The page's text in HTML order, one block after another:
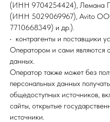
(ИНН 9704254424),
(ИНН 5029069967), Avito
7710668349) и др.).
• контрагенты и поставщики
Оператором и сами являются
данных.
Оператор также может без
персональных данных
общедоступных источников,
сайты, открытые
источники.